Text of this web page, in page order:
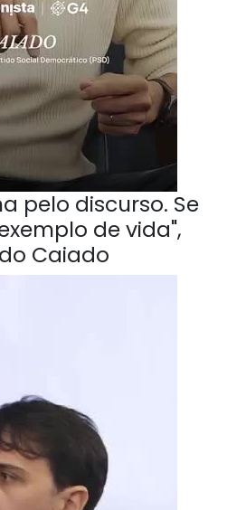
pelo discurso. Se
de vida",
Caiado